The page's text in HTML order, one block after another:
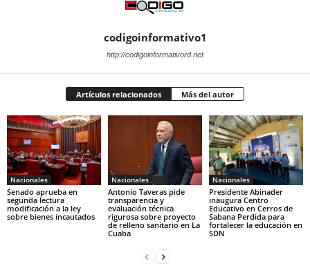
codigoinformativo1
http://codigoinformativord.net
Artículos relacionados Más del autor
Nacionales
Senado aprueba en
segunda lectura
modificación a la ley
sobre bienes incautados
Nacionales
Antonio Taveras pide
transparencia y
evaluación técnica
rigurosa sobre proyecto
de relleno sanitario en La
Cuaba
Nacionales
Presidente Abinader
inaugura Centro
Educativo en Cerros de
Sabana Perdida para
fortalecer la educación en
SDN